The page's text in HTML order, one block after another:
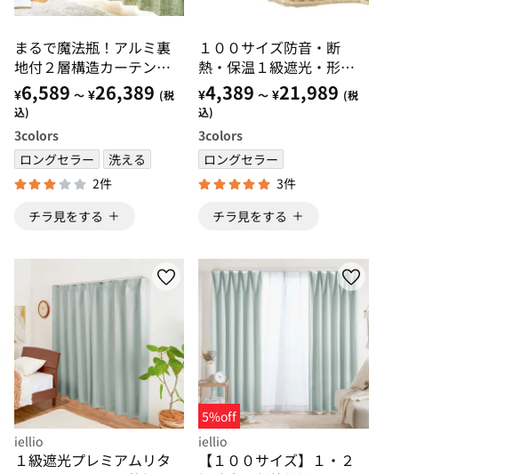
まるで魔法瓶！アルミ裏
地付２層構造カーテンセ
ット
¥6,589 ～ ¥26,389 (税
込)
3colors
ロングセラー
洗える
2件
チラ見をする
１００サイズ防音・断
熱・保温１級遮光・形状
記憶付カーテン ベージ
ュ・アイボリー・ローズ
ピンク
¥4,389 ～ ¥21,989 (税
込)
3colors
ロングセラー
3件
チラ見をする
iellio
１級遮光プレミアムリタ
5%off
iellio
【１００サイズ】１・２